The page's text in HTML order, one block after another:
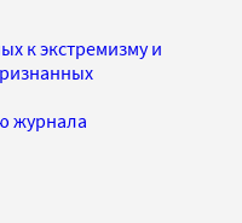
к экстремизму и
журнала